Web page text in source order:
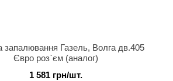
запалювання Газель, Волга дв.405
Євро роз`єм (аналог)
1 581 грн/шт.